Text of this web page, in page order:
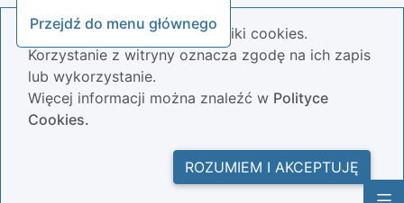
Przejdź do menu głównego
Nasza strona wykorzystuje pliki cookies.
Korzystanie z witryny oznacza zgodę na ich zapis
lub wykorzystanie.
Więcej informacji można znaleźć w Polityce
Cookies.
ROZUMIEM I AKCEPTUJĘ